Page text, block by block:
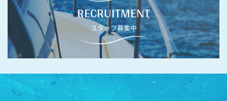
RECRUITMENT
スタッフ募集中